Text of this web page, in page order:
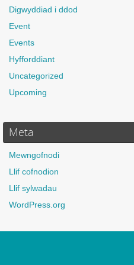
Digwyddiad i ddod
Event
Events
Hyfforddiant
Uncategorized
Upcoming
Meta
Mewngofnodi
Llif cofnodion
Llif sylwadau
WordPress.org